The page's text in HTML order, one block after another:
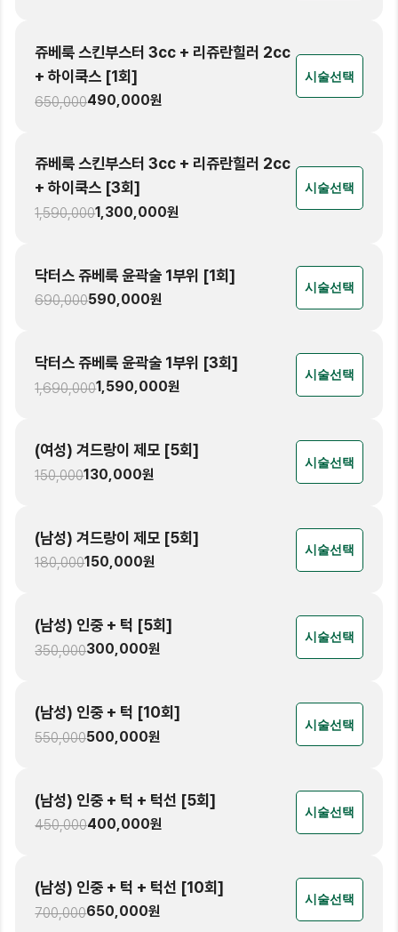
쥬베룩 스킨부스터 3cc + 리쥬란힐러 2cc
+ 하이쿡스 [1회]
650,000490,000원
시술선택
쥬베룩 스킨부스터 3cc + 리쥬란힐러 2cc
+ 하이쿡스 [3회]
1,590,0001,300,000원
시술선택
닥터스 쥬베룩 윤곽술 1부위 [1회]
690,000590,000원
시술선택
닥터스 쥬베룩 윤곽술 1부위 [3회]
1,690,0001,590,000원
시술선택
(여성) 겨드랑이 제모 [5회]
150,000130,000원
시술선택
(남성) 겨드랑이 제모 [5회]
180,000150,000원
시술선택
(남성) 인중 + 턱 [5회]
350,000300,000원
시술선택
(남성) 인중 + 턱 [10회]
550,000500,000원
시술선택
(남성) 인중 + 턱 + 턱선 [5회]
450,000400,000원
시술선택
(남성) 인중 + 턱 + 턱선 [10회]
700,000650,000원
시술선택